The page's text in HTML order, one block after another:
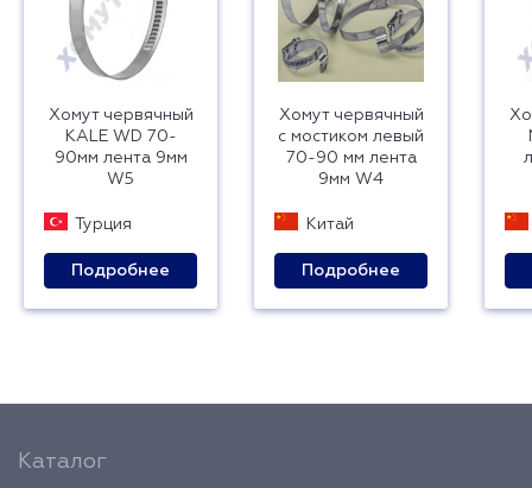
Хомут червячный
KALE WD 70-
90мм лента 9мм
W5
Турция
Подробнее
Хомут червячный
с мостиком левый
70-90 мм лента
9мм W4
Китай
Подробнее
Каталог